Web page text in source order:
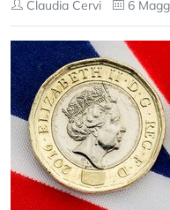
Claudia Cervi 6